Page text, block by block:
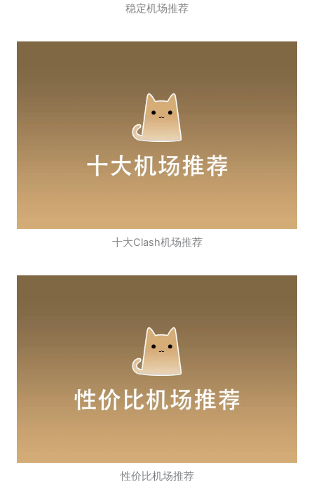
稳定机场推荐
十大Clash机场推荐
性价比机场推荐